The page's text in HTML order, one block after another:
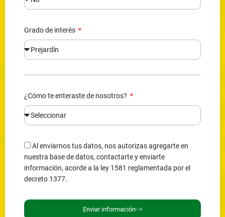
Grado de interés
¿Cómo te enteraste de nosotros?
Al enviarnos tus datos, nos autorizas agregarte en
nuestra base de datos, contactarte y enviarte
información, acorde a la ley 1581 reglamentada por el
decreto 1377.
Enviar información